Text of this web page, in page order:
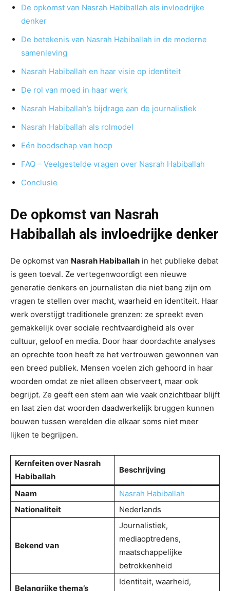
De opkomst van Nasrah Habiballah als invloedrijke
denker
De betekenis van Nasrah Habiballah in de moderne
samenleving
Nasrah Habiballah en haar visie op identiteit
De rol van moed in haar werk
Nasrah Habiballah’s bijdrage aan de journalistiek
Nasrah Habiballah als rolmodel
Eén boodschap van hoop
FAQ – Veelgestelde vragen over Nasrah Habiballah
Conclusie
De opkomst van Nasrah
Habiballah als invloedrijke denker
De opkomst van Nasrah Habiballah in het publieke debat
is geen toeval. Ze vertegenwoordigt een nieuwe
generatie denkers en journalisten die niet bang zijn om
vragen te stellen over macht, waarheid en identiteit. Haar
werk overstijgt traditionele grenzen: ze spreekt even
gemakkelijk over sociale rechtvaardigheid als over
cultuur, geloof en media. Door haar doordachte analyses
en oprechte toon heeft ze het vertrouwen gewonnen van
een breed publiek. Mensen voelen zich gehoord in haar
woorden omdat ze niet alleen observeert, maar ook
begrijpt. Ze geeft een stem aan wie vaak onzichtbaar blijft
en laat zien dat woorden daadwerkelijk bruggen kunnen
bouwen tussen werelden die elkaar soms niet meer
lijken te begrijpen.
Kernfeiten over Nasrah
Habiballah
Beschrijving
Naam
Nasrah Habiballah
Nationaliteit
Nederlands
Bekend van
Journalistiek,
mediaoptredens,
maatschappelijke
betrokkenheid
Belangrijke thema’s
Identiteit, waarheid,